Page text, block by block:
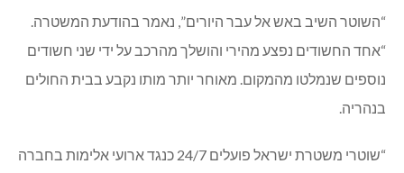
“השוטר השיב באש אל עבר היורים”, נאמר בהודעת המשטרה.
“אחד החשודים נפצע מהירי והושלך מהרכב על ידי שני חשודים
נוספים שנמלטו מהמקום. מאוחר יותר מותו נקבע בבית החולים
בנהריה.
“שוטרי משטרת ישראל פועלים 24/7 כנגד ארועי אלימות בחברה